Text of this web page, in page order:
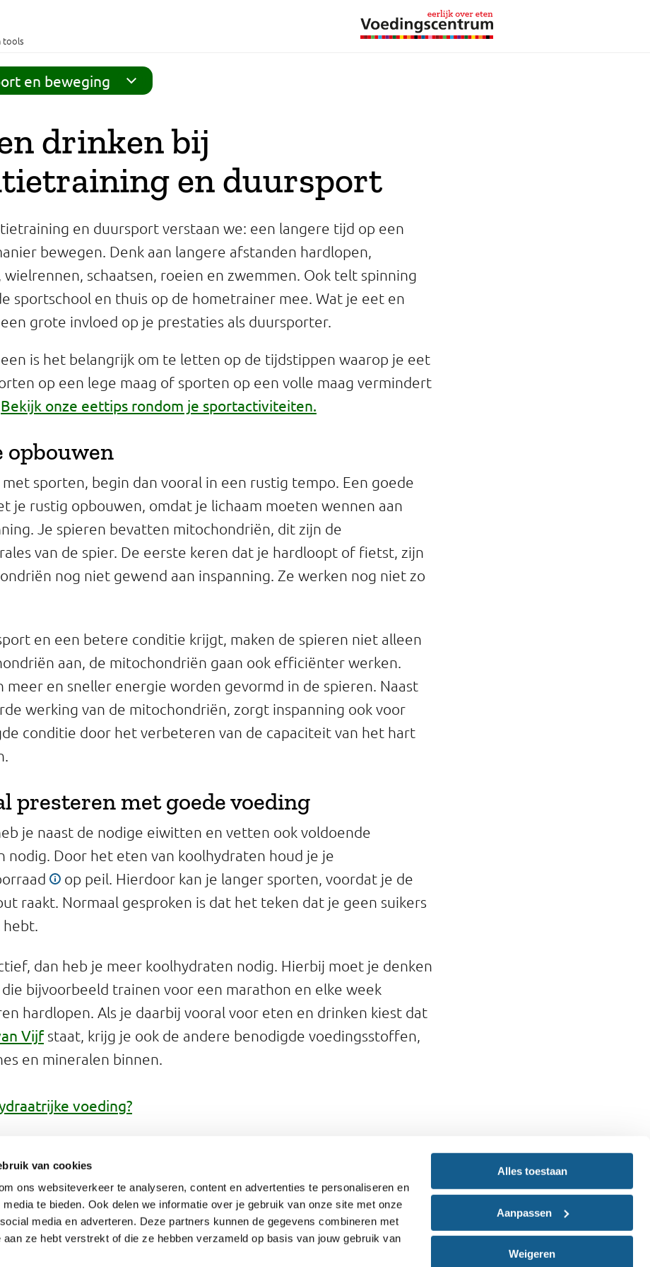
van cookies
ons websiteverkeer te analyseren, content en advertenties te personaliseren en
te bieden. Ook delen we informatie over je gebruik van onze site met onze
media en adverteren. Deze partners kunnen de gegevens combineren met
aan ze hebt verstrekt of die ze hebben verzameld op basis van jouw gebruik van
Alles toestaan
Aanpassen
Weigeren
tools
en beweging
drinken bij
en duursport
en duursport verstaan we: een langere tijd op een
bewegen. Denk aan langere afstanden hardlopen,
schaatsen, roeien en zwemmen. Ook telt spinning
sportschool en thuis op de hometrainer mee. Wat je eet en
grote invloed op je prestaties als duursporter.
is het belangrijk om te letten op de tijdstippen waarop je eet
op een lege maag of sporten op een volle maag vermindert
Bekijk onze eettips rondom je sportactiviteiten.
opbouwen
sporten, begin dan vooral in een rustig tempo. Een goede
je rustig opbouwen, omdat je lichaam moeten wennen aan
Je spieren bevatten mitochondriën, dit zijn de
van de spier. De eerste keren dat je hardloopt of fietst, zijn
nog niet gewend aan inspanning. Ze werken nog niet zo
en een betere conditie krijgt, maken de spieren niet alleen
aan, de mitochondriën gaan ook efficiënter werken.
meer en sneller energie worden gevormd in de spieren. Naast
werking van de mitochondriën, zorgt inspanning ook voor
conditie door het verbeteren van de capaciteit van het hart
presteren met goede voeding
je naast de nodige eiwitten en vetten ook voldoende
nodig. Door het eten van koolhydraten houd je je
op peil. Hierdoor kan je langer sporten, voordat je de
raakt. Normaal gesproken is dat het teken dat je geen suikers
hebt.
dan heb je meer koolhydraten nodig. Hierbij moet je denken
die bijvoorbeeld trainen voor een marathon en elke week
hardlopen. Als je daarbij vooral voor eten en drinken kiest dat
Vijfstaat, krijg je ook de andere benodigde voedingsstoffen,
en mineralen binnen.
voeding?
en duursport kan ondersteunend werken bij het afvallen,
om meer energie te verbruiken dan je binnenkrijgt via eten
Lees meer over afvallen met beweging en sport .